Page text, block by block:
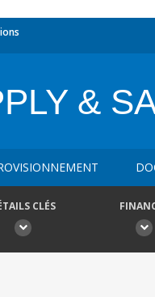
&
CLÉS